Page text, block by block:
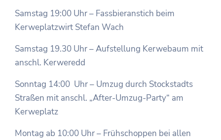
Samstag 19:00 Uhr – Fassbieranstich beim
Kerweplatzwirt Stefan Wach
Samstag 19.30 Uhr – Aufstellung Kerwebaum mit
anschl. Kerweredd
Sonntag 14:00 Uhr – Umzug durch Stockstadts
Straßen mit anschl. „After-Umzug-Party“ am
Kerweplatz
Montag ab 10:00 Uhr – Frühschoppen bei allen